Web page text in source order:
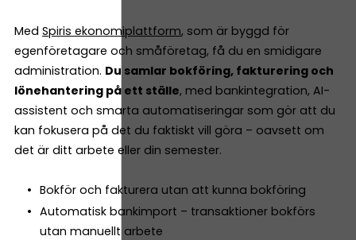
Med Spiris ekonomiplattform, som är byggd för
egenföretagare och småföretag, få du en smidigare
administration. Du samlar bokföring, fakturering och
lönehantering på ett ställe, med bankintegration, AI-
assistent och smarta automatiseringar som gör att du
kan fokusera på det du faktiskt vill göra – oavsett om
det är ditt arbete eller din semester.
Bokför och fakturera utan att kunna bokföring
Automatisk bankimport – transaktioner bokförs
utan manuellt arbete